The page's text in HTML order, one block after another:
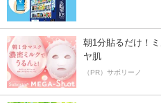
朝1分貼るだけ！
ヤ肌
（PR）サボリーノ